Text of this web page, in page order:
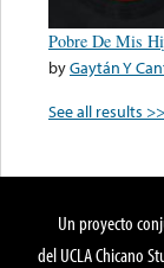
Pobre De Mis
byGaytán Y
See all results >>
Un proyecto
del UCLA Chicano